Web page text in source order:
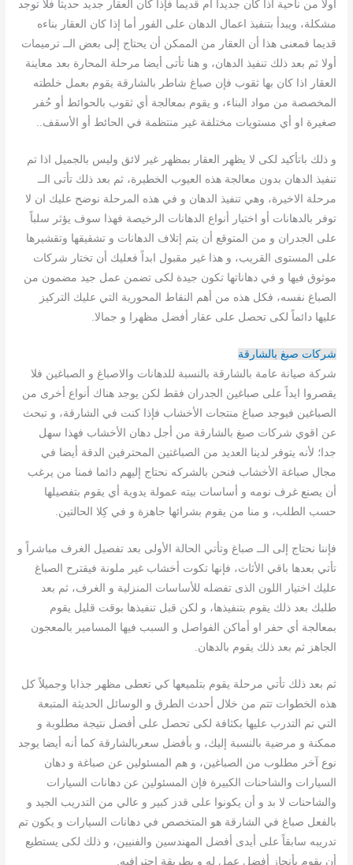
اولا من ناحية اذا كان جديدا ام قديما فإذا كان العقار جديد حديثاً فلا توجد
مشكلة، ويبدأ بتنفيذ اعمال الدهان على الفور أما إذا كان العقار بناءه
قديما فمعنى هذا أن العقار من الممكن أن يحتاج إلى بعض الــ ترميمات
أولا ثم بعد ذلك تنفيذ الدهان، و هنا تأتى أيضا مرحلة المحارة بعد معاينة
العقار اذا كان بها ثقوب فإن صباغ شاطر بالشارقة يقوم بعمل خلطته
المخصصة من مواد البناء، و يقوم بمعالجة أي ثقوب بالحوائط أو حُفر
صغيرة او أي مستويات مختلفة غير منتظمة في الحائط أو الأسقف..
و ذلك باتأكيد لكى لا يظهر العقار بمظهر غير لائق وليس بالجميل اذا تم
تنفيذ الدهان بدون معالجة هذه العيوب الخطيرة، ثم بعد ذلك تأتى الــ
مرحلة الاخيرة، وهي تنفيذ الدهان و في هذه المرحلة نوضح عليك ان لا
توفر بالدهانات أو اختيار أنواع الدهانات الرخيصة فهذا سوف يؤثر سلباً
على الجدران و من المتوقع أن يتم إتلاف الدهانات و تشقيقها وتقشيرها
على المستوى القريب، و هذا غير مقبول ابداً فعليك أن تختار شركات
موثوق فيها و في دهاناتها تكون جيدة لكى تضمن عمل جيد مضمون من
الصباغ نفسه، فكل هذه من أهم النقاط المحورية التي عليك التركيز
عليها دائماً لكى تحصل على عقار أفضل مظهرا و جمالا.
شركات صبغ بالشارقة
شركة صيانة عامة بالشارقة بالنسبة للدهانات والاصباغ و الصباغين فلا
يقصروا ايداً على صباغين الجدران فقط لكن يوجد هناك أنواع أخرى من
الصباغين فيوجد صباغ منتجات الأخشاب فإذا كنت في الشارقة، و تبحث
عن اقوي شركات صبغ بالشارقة من أجل دهان الأخشاب فهذا سهل
جدا؛ لأنه يتوفر لدينا العديد من الصباغتين المحترفين الدقة أيضا في
مجال صباغة الأخشاب فنحن بالشركه نحتاج إليهم دائما فمنا من يرغب
أن يصنع غرف نومه و أساسات بيته عمولة يدوية أي يقوم بتفصيلها
حسب الطلب، و منا من يقوم بشرائها جاهزة و في كِلا الحالتين.
فإننا نحتاج إلى الــ صباغ وتأتي الحالة الأولى بعد تفصيل الغرف مباشراً و
تأتي بعدها باقي الأثاث، فإنها تكوت أخشاب غير ملونة فيقترح الصباغ
عليك اختيار اللون الذى تفضله للأساسات المنزلية و الغرف، ثم بعد
طلبك بعد ذلك يقوم بتنفيذها، و لكن قبل تنفيذها بوقت قليل يقوم
بمعالجة أي حفر او أماكن الفواصل و السبب فيها المسامير بالمعجون
الجاهز ثم بعد ذلك يقوم بالدهان.
ثم بعد ذلك تأتي مرحلة يقوم بتلميعها كي تعطى مظهر جذابا وجميلاً كل
هذه الخطوات تتم من خلال أحدث الطرق و الوسائل الحديثة المتبعة
التي تم التدرب عليها بكثافة لكى تحصل على أفضل نتيجة مطلوبة و
ممكنة و مرضية بالنسبة إليك، و بأفضل سعربالشارقة كما أنه أيضا يوجد
نوع آخر مطلوب من الصباغين، و هم المسئولين عن صباغة و دهان
السيارات والشاحنات الكبيرة فإن المسئولين عن دهانات السيارات
والشاحنات لا بد و أن يكونوا على قدز كبير و عالي من التدريب الجيد و
بالفعل صباغ في الشارقة هو المتخصص في دهانات السيارات و يكون تم
تدريبه سابقاً على أيدى أفضل المهندسين والفنيين، و ذلك لكى يستطيع
أن يقوم بأنجاز أفضل عمل له و بطريقة احترافيه.